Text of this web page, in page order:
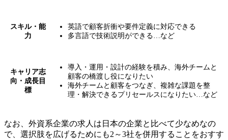
スキル・能
力
英語で顧客折衝や要件定義に対応できる
多言語で技術説明ができる…など
キャリア志
向・成長目
標
導入・運用・設計の経験を積み、海外チームと
顧客の橋渡し役になりたい
海外チームと顧客をつなぎ、複雑な課題を整
理・解決できるプリセールスになりたい…など
なお、外資系企業の求人は日本の企業と比べて少なめなの
で、選択肢を広げるためにも2～3社を併用することをおすす